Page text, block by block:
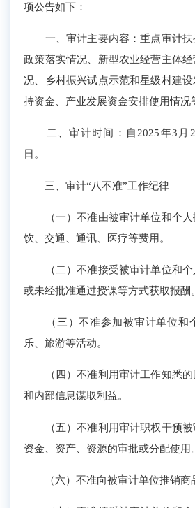
项公告如下：
一、审计主要内容：重点审计扶
政策落实情况、新型农业经营主体
况、乡村振兴试点示范和星级村建
持资金、产业发展资金安排使用情况
二、审计时间：自2025年3月
日。
三、审计“八不准”工作纪律
（一）不准由被审计单位和个人
饮、交通、通讯、医疗等费用。
（二）不准接受被审计单位和个
或未经批准通过授课等方式获取报酬。
（三）不准参加被审计单位和
乐、旅游等活动。
（四）不准利用审计工作知悉的
和内部信息谋取利益。
（五）不准利用审计职权干预被
资金、资产、资源的审批或分配使用。
（六）不准向被审计单位推销商